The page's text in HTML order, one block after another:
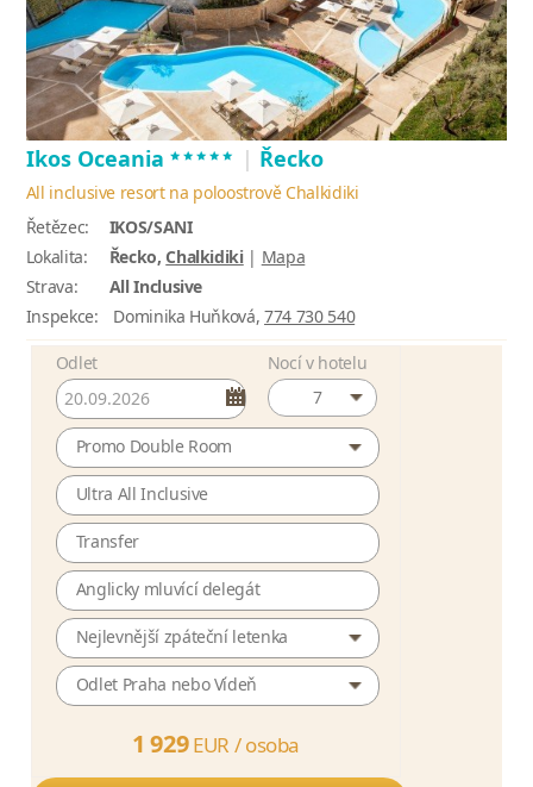
Ikos Oceania ***** | Řecko
All inclusive resort na poloostrově Chalkidiki
Řetězec:
IKOS/SANI
Lokalita:
Řecko, Chalkidiki| Mapa
Strava:
All Inclusive
Inspekce:
Dominika Huňková,774 730 540
Odlet
Nocí v hotelu
7
Promo Double Room
Ultra All Inclusive
Transfer
Anglicky mluvící delegát
Nejlevnější zpáteční letenka
Odlet Praha nebo Vídeň
1 929 EUR /osoba